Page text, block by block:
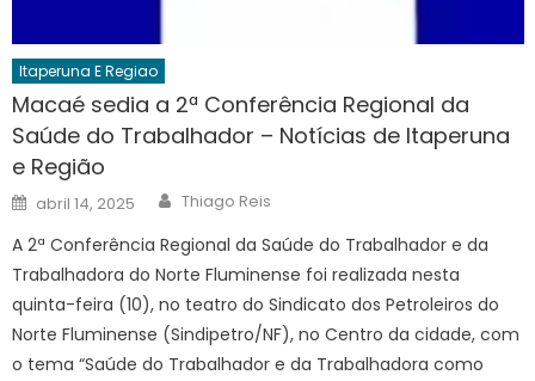
Itaperuna E Regiao
Macaé sedia a 2ª Conferência Regional da
Saúde do Trabalhador – Notícias de Itaperuna
e Região
Posted
on
abril 14, 2025 Author
Thiago Reis
A 2ª Conferência Regional da Saúde do Trabalhador e da
Trabalhadora do Norte Fluminense foi realizada nesta
quinta-feira (10), no teatro do Sindicato dos Petroleiros do
Norte Fluminense (Sindipetro/NF), no Centro da cidade, com
o tema “Saúde do Trabalhador e da Trabalhadora como